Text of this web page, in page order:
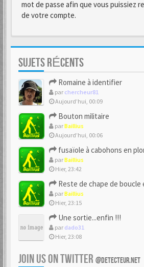
mot de passe afin que vous puissiez
de votre compte.
SUJETS RÉCENTS
Romaine à identifier
par chercheur81
Aujourd’hui, 00:09
Bouton militaire
parBaillius
Aujourd’hui, 00:06
fusaïole à cabohons en
parBaillius
Hier, 23:42
Reste de chape de boucle
parBaillius
Hier, 23:15
Une sortie...enfin !!!
par dado31
Hier, 23:08
JOIN US ON TWITTER @DETECTEUR.NET